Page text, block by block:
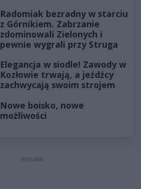
Radomiak bezradny w starciu
z Górnikiem. Zabrzanie
zdominowali Zielonych i
pewnie wygrali przy Struga
Elegancja w siodle! Zawody w
Kozłowie trwają, a jeźdźcy
zachwycają swoim strojem
Nowe boisko, nowe
możliwości
REKLAMA